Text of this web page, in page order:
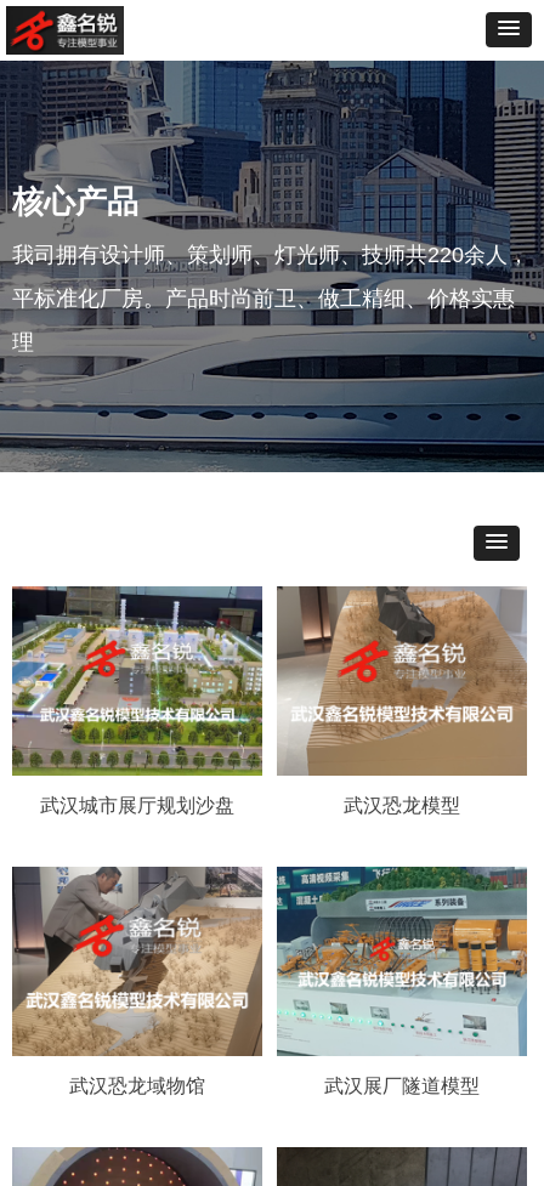
核心产品
我司拥有设计师、策划师、灯光师、技师共220余人，
平标准化厂房。产品时尚前卫、做工精细、价格实惠
理
武汉城市展厅规划沙盘 武汉恐龙模型
武汉恐龙域物馆 武汉展厂隧道模型